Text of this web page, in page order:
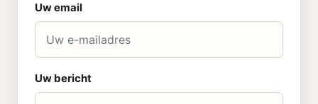
Uw email
Uw bericht